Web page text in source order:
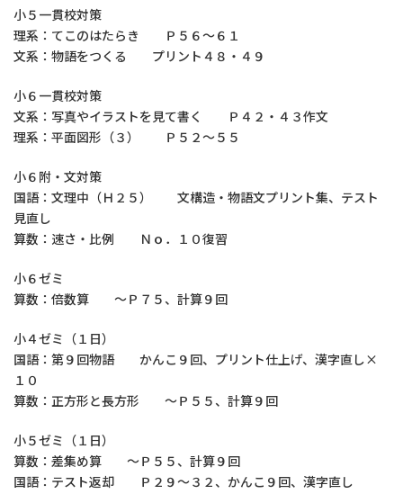
小５一貫校対策
理系：てこのはたらき Ｐ５６～６１
文系：物語をつくる プリント４８・４９
小６一貫校対策
文系：写真やイラストを見て書く Ｐ４２・４３作文
理系：平面図形（３） Ｐ５２～５５
小６附・文対策
国語：文理中（Ｈ２５） 文構造・物語文プリント集、テスト
見直し
算数：速さ・比例 Ｎｏ．１０復習
小６ゼミ
算数：倍数算 ～Ｐ７５、計算９回
小４ゼミ（１日）
国語：第９回物語 かんこ９回、プリント仕上げ、漢字直し×
１０
算数：正方形と長方形 ～Ｐ５５、計算９回
小５ゼミ（１日）
算数：差集め算 ～Ｐ５５、計算９回
国語：テスト返却 Ｐ２９～３２、かんこ９回、漢字直し